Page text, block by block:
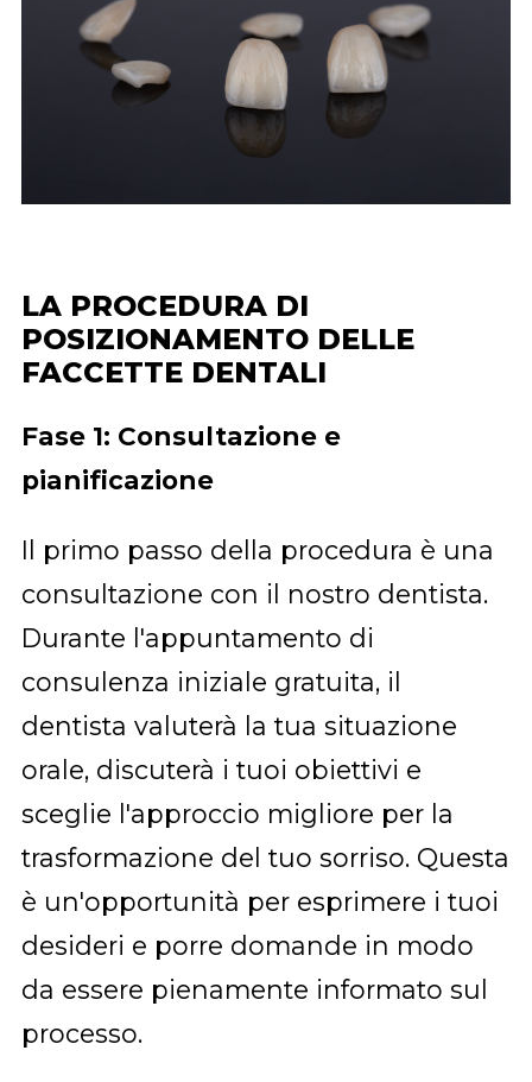
LA PROCEDURA DI
POSIZIONAMENTO DELLE
FACCETTE DENTALI
Fase 1: Consultazione e
pianificazione
Il primo passo della procedura è una
consultazione con il nostro dentista.
Durante l'appuntamento di
consulenza iniziale gratuita, il
dentista valuterà la tua situazione
orale, discuterà i tuoi obiettivi e
sceglie l'approccio migliore per la
trasformazione del tuo sorriso. Questa
è un'opportunità per esprimere i tuoi
desideri e porre domande in modo
da essere pienamente informato sul
processo.